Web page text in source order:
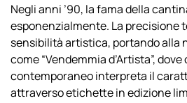
Negli anni ’90, la fama della
esponenzialmente. La precisione
sensibilità artistica, portando alla
come “Vendemmia d’Artista”,
contemporaneo interpreta il
attraverso etichette in edizione